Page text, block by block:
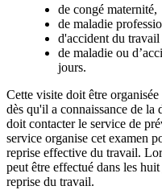
de congé maternité,
de maladie
d'accident du
de maladie ou
jours.
Cette visite doit être
dès qu'il a connaissance de
doit contacter le service de
service organise cet examen
reprise effective du travail.
peut être effectué dans les
reprise du travail.